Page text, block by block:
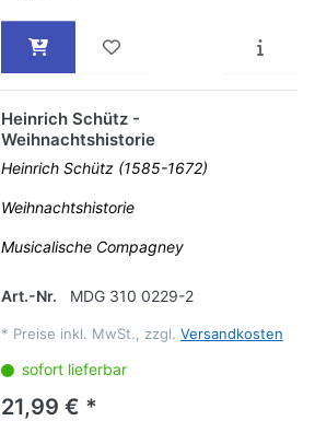
Heinrich Schütz -
Weihnachtshistorie
Heinrich Schütz (1585-1672)
Weihnachtshistorie
Musicalische Compagney
Art.-Nr. MDG 310 0229-2
* Preise inkl. MwSt., zzgl. Versandkosten
sofort lieferbar
21,99 € *